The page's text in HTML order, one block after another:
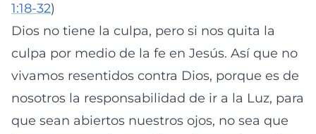
1:18-32)
Dios no tiene la culpa, pero si nos quita la
culpa por medio de la fe en Jesús. Así que no
vivamos resentidos contra Dios, porque es de
nosotros la responsabilidad de ir a la Luz, para
que sean abiertos nuestros ojos, no sea que